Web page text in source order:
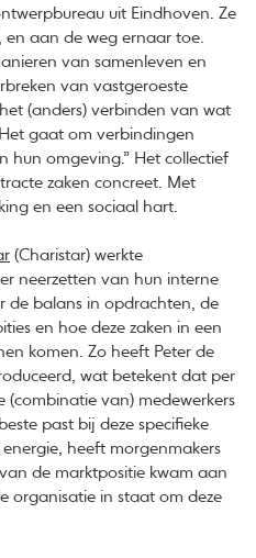
uit Eindhoven. Ze
aan de weg ernaar toe.
van samenleven en
van vastgeroeste
(anders) verbinden van wat
gaat om verbindingen
hun omgeving.” Het collectief
zaken concreet. Met
en een sociaal hart.
(Charistar) werkte
neerzetten van hun interne
de balans in opdrachten, de
en hoe deze zaken in een
komen. Zo heeft Peter de
wat betekent dat per
(combinatie van) medewerkers
past bij deze specifieke
heeft morgenmakers
de marktpositie kwam aan
organisatie in staat om deze